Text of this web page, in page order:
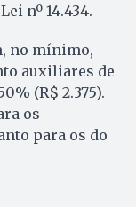
nº 14.434.
no mínimo,
auxiliares de
(R$ 2.375).
os
para os do